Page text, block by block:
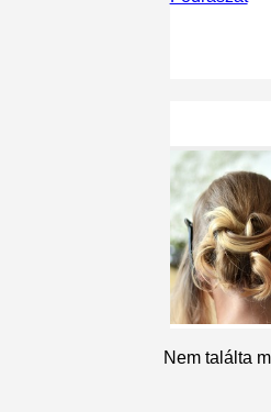
Nem találta